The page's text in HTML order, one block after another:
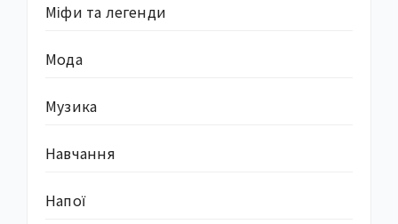
Міфи та легенди
Мода
Музика
Навчання
Напої